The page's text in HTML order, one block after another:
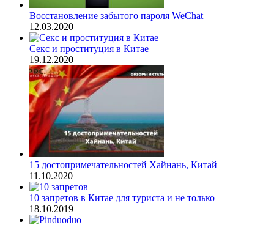
Восстановление забытого пароля WeChat
12.03.2020
Секс и проституция в Китае
19.12.2020
15 достопримечательностей Хайнань, Китай
11.10.2020
10 запретов в Китае для туриста и не только
18.10.2019